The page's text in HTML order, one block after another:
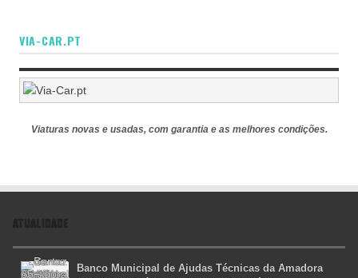
VIA-CAR.PT
Viaturas novas e usadas, com garantia e as melhores condições.
ATUALIDADE
Banco Municipal de Ajudas Técnicas da Amadora